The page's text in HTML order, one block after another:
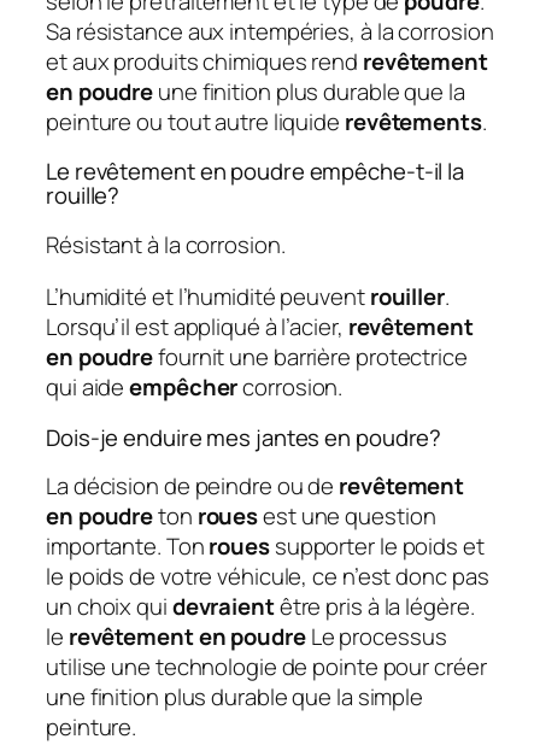
Sa résistance aux intempéries, à la corrosion
et aux produits chimiques rend revêtement
en poudreune finition plus durable que la
peinture ou tout autre liquide revêtements.
Le revêtement en poudre empêche-t-il la
rouille?
Résistant à la corrosion.
L’humidité et l’humidité peuventrouiller.
Lorsqu’il est appliqué à l’acier, revêtement
en poudrefournit une barrière protectrice
qui aideempêchercorrosion.
Dois-je enduire mes jantes en poudre?
La décision de peindre ou de revêtement
en poudreton rouesest une question
importante. Tonrouessupporter le poids et
le poids de votre véhicule, ce n’est donc pas
un choix quidevraientêtre pris à la légère.
le revêtement en poudreLe processus
utilise une technologie de pointe pour créer
une finition plus durable que la simple
peinture.